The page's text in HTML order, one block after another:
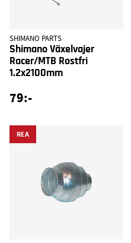
SHIMANO PARTS
Shimano Växelvajer
Racer/MTB Rostfri
1.2x2100mm
79:-
REA